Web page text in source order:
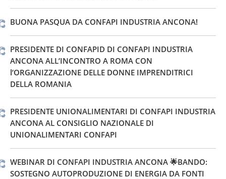
BUONA PASQUA DA CONFAPI INDUSTRIA ANCONA!
PRESIDENTE DI CONFAPID DI CONFAPI INDUSTRIA
ANCONA ALL’INCONTRO A ROMA CON
l’ORGANIZZAZIONE DELLE DONNE IMPRENDITRICI
DELLA ROMANIA
PRESIDENTE UNIONALIMENTARI DI CONFAPI INDUSTRIA
ANCONA AL CONSIGLIO NAZIONALE DI
UNIONALIMENTARI CONFAPI
WEBINAR DI CONFAPI INDUSTRIA ANCONA 🌟BANDO:
SOSTEGNO AUTOPRODUZIONE DI ENERGIA DA FONTI